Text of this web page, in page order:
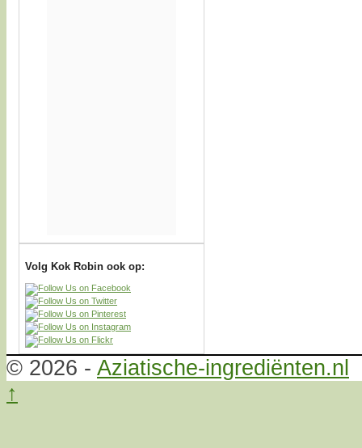
Volg Kok Robin ook op:
© 2026 - Aziatische-ingrediënten.nl
↑